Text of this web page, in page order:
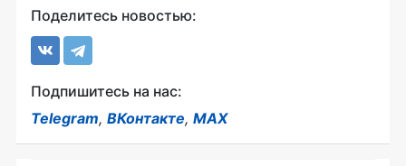
Поделитесь новостью:
Подпишитесь на нас:
Telegram, ВКонтакте, MAX